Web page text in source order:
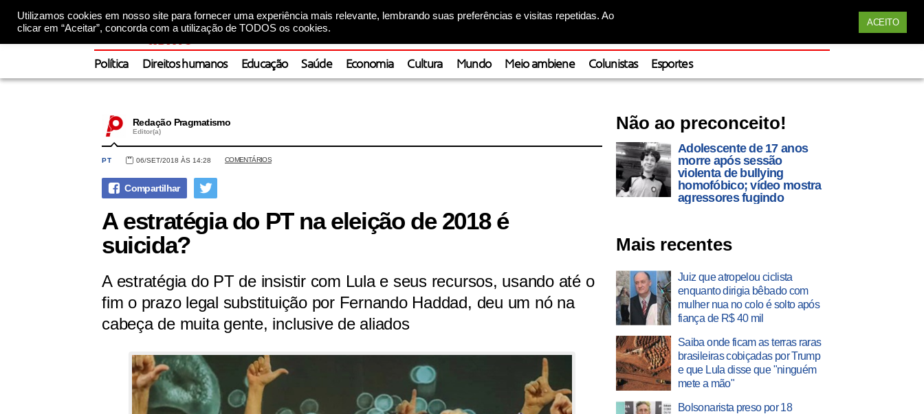
Utilizamos cookies em nosso site para fornecer uma experiência mais relevante, lembrando suas preferências e visitas repetidas. Ao
clicar em “Aceitar”, concorda com a utilização de TODOS os cookies.
ACEITO
Política Direitos humanos Educação Saúde Economia Cultura Mundo Meio ambiene Colunistas Esportes
Redação Pragmatismo
Editor(a)
PT 06/SET/2018 ÀS 14:28 COMENTÁRIOS
A estratégia do PT na eleição de 2018 é
suicida?
A estratégia do PT de insistir com Lula e seus recursos, usando até o
fim o prazo legal substituição por Fernando Haddad, deu um nó na
cabeça de muita gente, inclusive de aliados
Não ao preconceito!
Adolescente de 17 anos
morre após sessão
violenta de bullying
homofóbico; vídeo mostra
agressores fugindo
Mais recentes
Juiz que atropelou ciclista
enquanto dirigia bêbado com
mulher nua no colo é solto após
fiança de R$ 40 mil
Saiba onde ficam as terras raras
brasileiras cobiçadas por Trump
e que Lula disse que "ninguém
mete a mão"
Bolsonarista preso por 18